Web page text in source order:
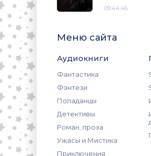
09:44:46
Меню сайта
Аудиокниги
Фантастика
Фэнтези
Попаданцы
Детективы
Роман, проза
Ужасы и Мистика
Приключения